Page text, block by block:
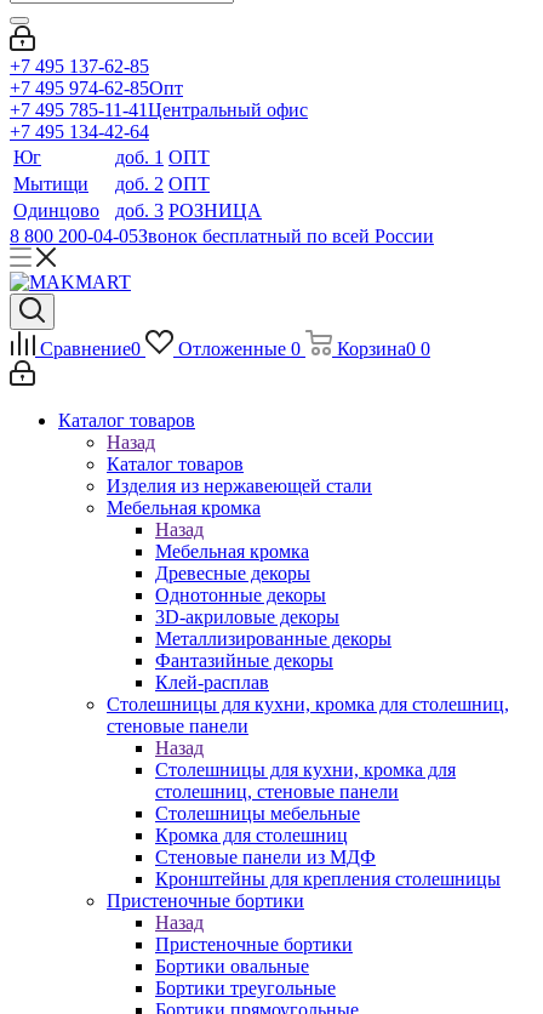
+7 495 137-62-85
+7 495 974-62-85Опт
+7 495 785-11-41Центральный офис
+7 495 134-42-64
Юг
доб. 1 ОПТ
Мытищи
доб. 2 ОПТ
Одинцово
доб. 3 РОЗНИЦА
8 800 200-04-05Звонок бесплатный по всей России
Сравнение0 Отложенные 0 Корзина0 0
Каталог товаров
Назад
Каталог товаров
Изделия из нержавеющей стали
Мебельная кромка
Назад
Мебельная кромка
Древесные декоры
Однотонные декоры
3D-акриловые декоры
Металлизированные декоры
Фантазийные декоры
Клей-расплав
Столешницы для кухни, кромка для столешниц,
стеновые панели
Назад
Столешницы для кухни, кромка для
столешниц, стеновые панели
Столешницы мебельные
Кромка для столешниц
Стеновые панели из МДФ
Кронштейны для крепления столешницы
Пристеночные бортики
Назад
Пристеночные бортики
Бортики овальные
Бортики треугольные
Бортики прямоугольные